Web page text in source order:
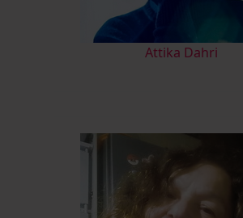
Attika Dahri